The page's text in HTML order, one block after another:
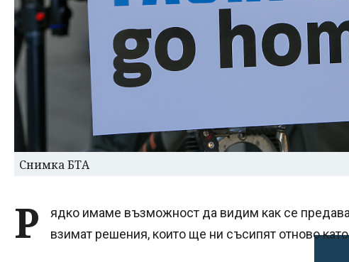
Снимка БТА
Р
ядко имаме възможност да видим как се
взимат решения, които ще ни съсипят отново